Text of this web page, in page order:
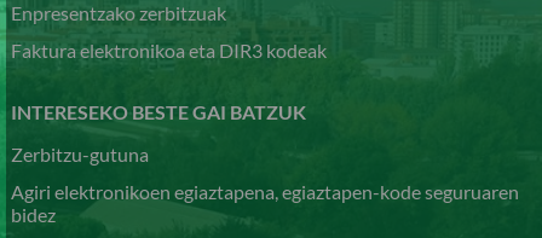
Enpresentzako zerbitzuak
Faktura elektronikoa eta DIR3 kodeak
INTERESEKO BESTE GAI BATZUK
Zerbitzu-gutuna
Agiri elektronikoen egiaztapena, egiaztapen-kode seguruaren
bidez